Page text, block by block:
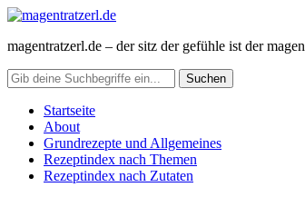
magentratzerl.de – der sitz der gefühle ist der magen
Startseite
About
Grundrezepte und Allgemeines
Rezeptindex nach Themen
Rezeptindex nach Zutaten